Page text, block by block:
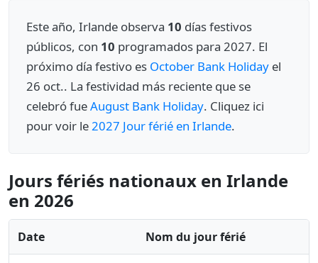
Este año, Irlande observa 10 días festivos
públicos, con 10 programados para 2027. El
próximo día festivo es October Bank Holiday el
26 oct.. La festividad más reciente que se
celebró fueAugust Bank Holiday. Cliquez ici
pour voir le2027 Jour férié en Irlande.
Jours fériés nationaux en Irlande
en 2026
Date Nom du jour férié